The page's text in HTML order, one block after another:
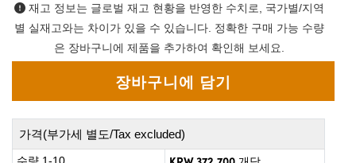
and Couplers
Labs™
재고 정보는 글로벌 재고 현황을 반영한 수치로, 국가별/지역
별 실재고와는 차이가 있을 수 있습니다. 정확한 구매 가능 수량
은 장바구니에 제품을 추가하여 확인해 보세요.
가격(부가세 별도/Tax excluded)